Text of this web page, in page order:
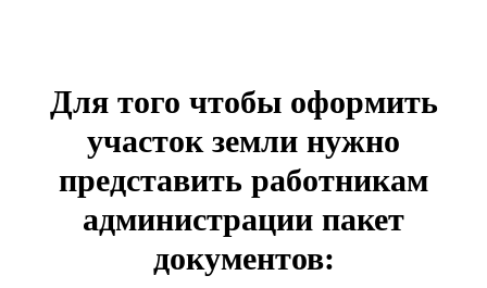
Для того чтобы оформить
участок земли нужно
представить работникам
администрации пакет
документов: